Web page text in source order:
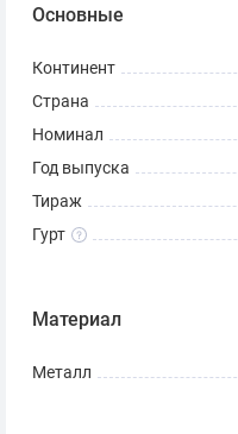
Основные
Континент
Страна
Номинал
Год выпуска
Тираж
Гурт
Материал
Металл